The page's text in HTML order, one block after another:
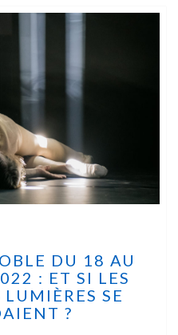
DU 18 AU
: ET SI LES
SE
?